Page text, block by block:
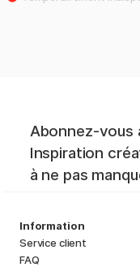
Abonnez-vous
Inspiration
à ne pas
Information
Service client
FAQ